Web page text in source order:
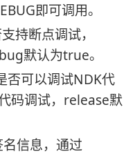
即可调用。
持断点调试，
默认为true。
否可以调试NDK代
码调试，release默
名信息，通过